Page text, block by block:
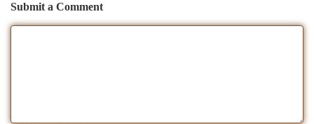
Submit a Comment